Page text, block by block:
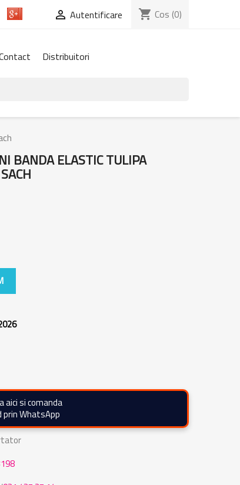
 Autentificare shopping_cart Cos (0)
Distribuitori
BANDA ELASTIC TULIPA
aici si comanda
prin WhatsApp